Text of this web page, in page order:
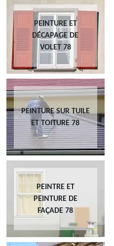
PEINTURE ET
DÉCAPAGE DE
VOLET 78
PEINTURE SUR TUILE
ET TOITURE 78
PEINTRE ET
PEINTURE DE
FAÇADE 78